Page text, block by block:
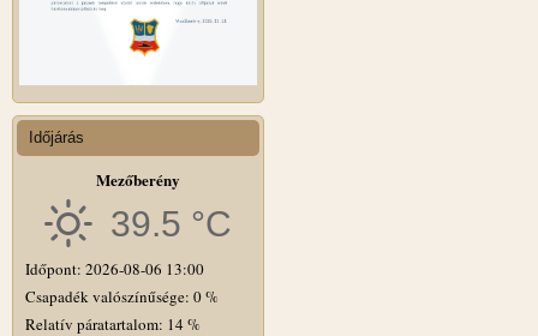
Időjárás
Mezőberény
39.5 °C
Időpont: 2026-08-06 13:00
Csapadék valószínűsége: 0 %
Relatív páratartalom: 14 %